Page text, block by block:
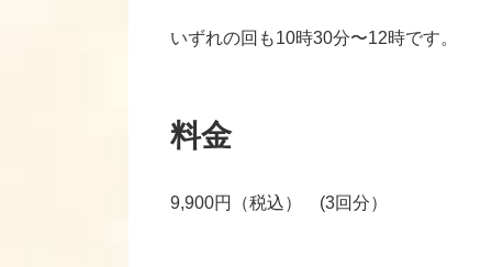
いずれの回も10時30分〜12時です。
料金
9,900円（税込） (3回分）